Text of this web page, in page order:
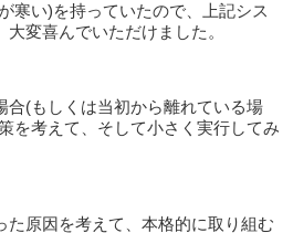
寒い)を持っていたので、上記シス
変喜んでいただけました。
合(もしくは当初から離れている場
を考えて、そして小さく実行してみ
た原因を考えて、本格的に取り組む